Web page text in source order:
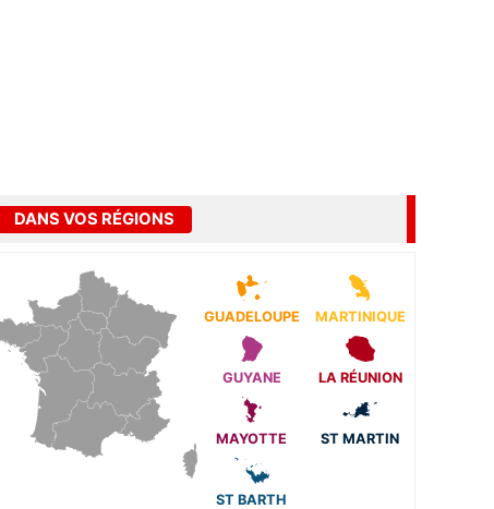
DANS VOS RÉGIONS
GUADELOUPE MARTINIQUE
GUYANE LA RÉUNION
MAYOTTE ST MARTIN
ST BARTH